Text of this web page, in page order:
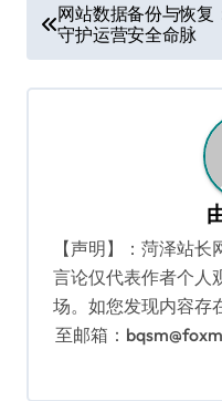
章
导
网站数据备份与恢复
守护运营安全命脉
【声明】：菏泽站
言论仅代表作者个人
场。如您发现内容存
至邮箱：